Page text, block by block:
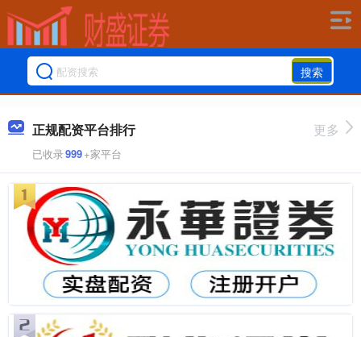
搜索
正规配资平台排行
已收录999+家平台
更多